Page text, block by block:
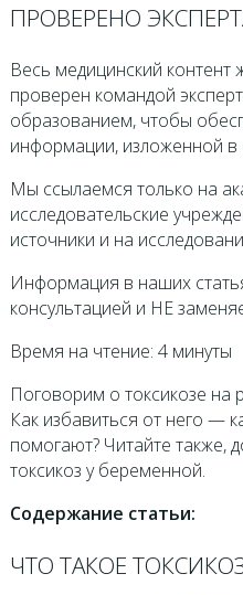
ПРОВЕРЕНО
Весь медицинский контент
проверен командой
образованием, чтобы
информации, изложенной в
Мы ссылаемся только на
исследовательские
источники и на
Информация в наших
консультацией и НЕ
Время на чтение: 4 минуты
Поговорим о токсикозе на
Как избавиться от него —
помогают? Читайте также,
токсикоз у беременной.
Содержание статьи:
ЧТО ТАКОЕ